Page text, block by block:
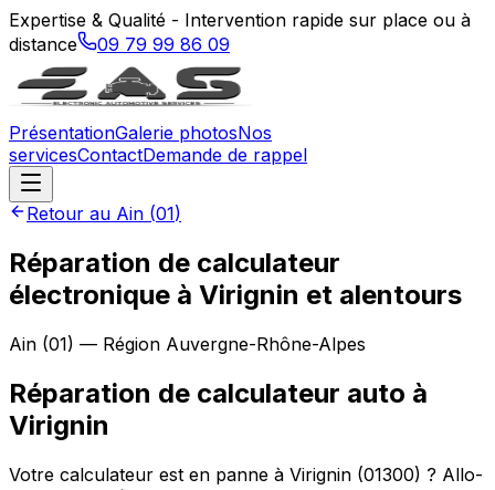
Expertise & Qualité - Intervention rapide sur place ou à
distance
09 79 99 86 09
PrésentationGalerie photosNos
servicesContactDemande de rappel
Retour au Ain (01)
Réparation de calculateur
électronique à Virignin et alentours
Ain (01) — Région Auvergne-Rhône-Alpes
Réparation de calculateur auto à
Virignin
Votre calculateur est en panne à Virignin (01300) ? Allo-